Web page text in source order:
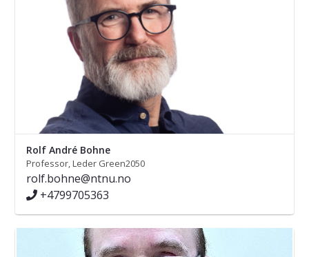
Rolf André Bohne
Professor, Leder Green2050
rolf.bohne@ntnu.no
+4799705363